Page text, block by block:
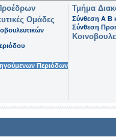
Ομάδες
Περιόδων
Τμήμα
Σύνθεση Α Β
Σύνθεση